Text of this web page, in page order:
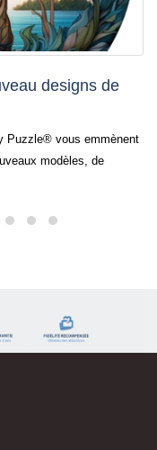
chez HAPPY
y découvrirez : De
la suite